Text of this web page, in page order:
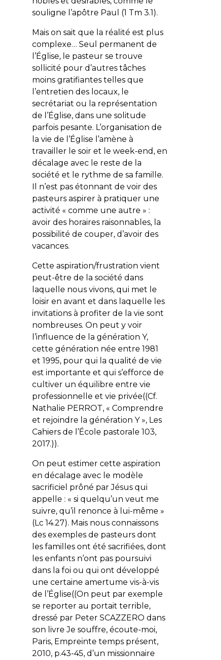
souligne l’apôtre Paul (1 Tm 3.1).
Mais on sait que la réalité est plus
complexe… Seul permanent de
l’Église, le pasteur se trouve
sollicité pour d’autres tâches
moins gratifiantes telles que
l’entretien des locaux, le
secrétariat ou la représentation
de l’Église, dans une solitude
parfois pesante. L’organisation de
la vie de l’Église l’amène à
travailler le soir et le week-end, en
décalage avec le reste de la
société et le rythme de sa famille.
Il n’est pas étonnant de voir des
pasteurs aspirer à pratiquer une
activité « comme une autre » :
avoir des horaires raisonnables, la
possibilité de couper, d’avoir des
vacances.
Cette aspiration/frustration vient
peut-être de la société dans
laquelle nous vivons, qui met le
loisir en avant et dans laquelle les
invitations à profiter de la vie sont
nombreuses. On peut y voir
l’influence de la génération Y,
cette génération née entre 1981
et 1995, pour qui la qualité de vie
est importante et qui s’efforce de
cultiver un équilibre entre vie
professionnelle et vie privée((Cf.
Nathalie PERROT, « Comprendre
et rejoindre la génération Y », Les
Cahiers de l’École pastorale 103,
2017.)).
On peut estimer cette aspiration
en décalage avec le modèle
sacrificiel prôné par Jésus qui
appelle : « si quelqu’un veut me
suivre, qu’il renonce à lui-même »
(Lc 14.27). Mais nous connaissons
des exemples de pasteurs dont
les familles ont été sacrifiées, dont
les enfants n’ont pas poursuivi
dans la foi ou qui ont développé
une certaine amertume vis-à-vis
de l’Église((On peut par exemple
se reporter au portait terrible,
dressé par Peter SCAZZERO dans
son livreJe souffre, écoute-moi,
Paris, Empreinte temps présent,
2010, p.43-45, d’un missionnaire